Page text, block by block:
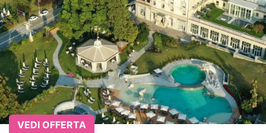
VEDI OFFERTA